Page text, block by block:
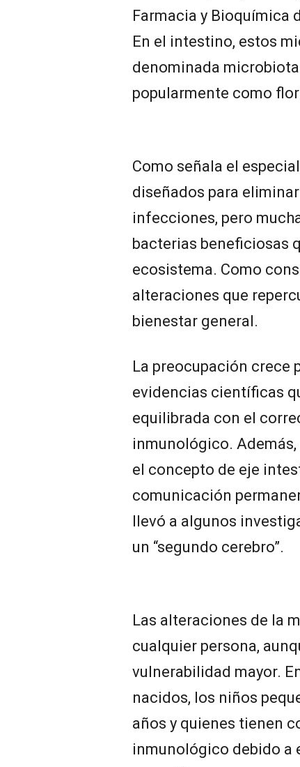
Farmacia y Bioquímica
En el intestino, estos
denominada
popularmente como
Como señala el
diseñados para
infecciones, pero
bacterias beneficiosas
ecosistema. Como
alteraciones que
bienestar general.
La preocupación crece
evidencias científicas
equilibrada con el
inmunológico.
el concepto de eje
comunicación
llevó a algunos
un “segundo cerebro”.
Las alteraciones de la
cualquier persona,
vulnerabilidad mayor.
nacidos, los niños
años y quienes tienen
inmunológico debido a